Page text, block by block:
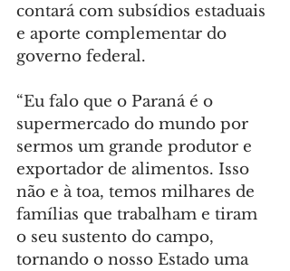
contará com subsídios estaduais
e aporte complementar do
governo federal.
“Eu falo que o Paraná é o
supermercado do mundo por
sermos um grande produtor e
exportador de alimentos. Isso
não e à toa, temos milhares de
famílias que trabalham e tiram
o seu sustento do campo,
tornando o nosso Estado uma